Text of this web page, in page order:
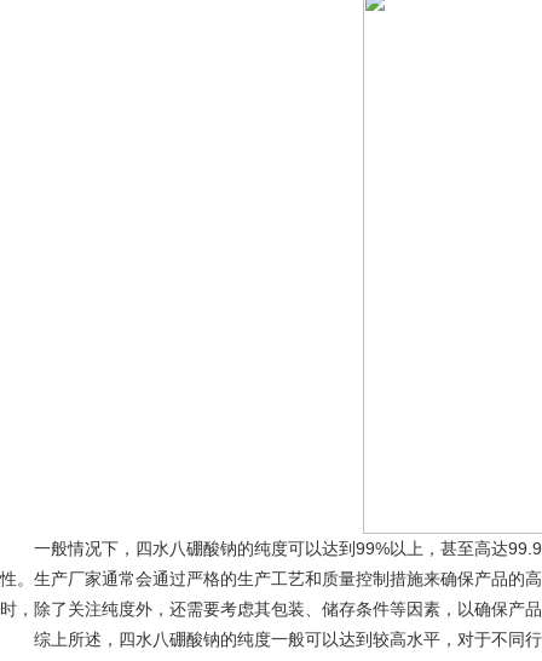
一般情况下，四水八硼酸钠的纯度可以达到99%以上，甚至高达
性。生产厂家通常会通过严格的生产工艺和质量控制措施来确保产品的
时，除了关注纯度外，还需要考虑其包装、储存条件等因素，以确保产
综上所述，四水八硼酸钠的纯度一般可以达到较高水平，对于不同